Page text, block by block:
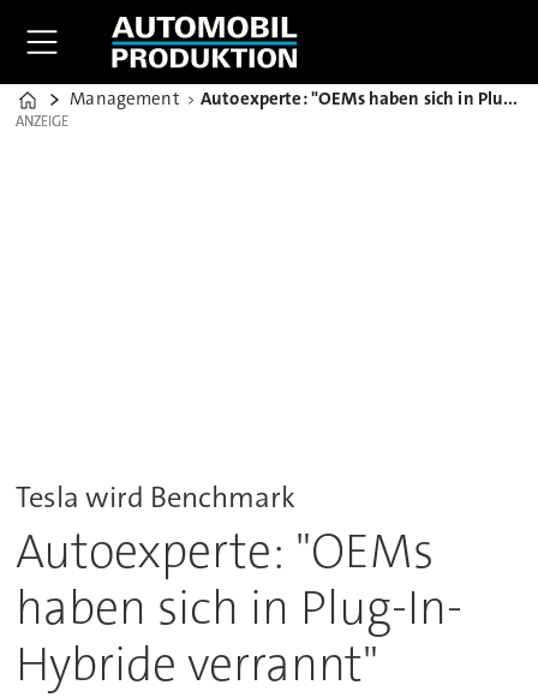
Home
Management Autoexperte: "OEMs haben sich in Plug-In-Hybride verrannt"
ANZEIGE
ANZEIGE
Tesla wird Benchmark
Autoexperte: "OEMs
haben sich in Plug-In-
Hybride verrannt"